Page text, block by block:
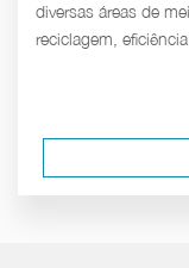
diversas áreas de
reciclagem,